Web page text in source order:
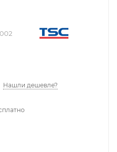
Нашли дешевле?